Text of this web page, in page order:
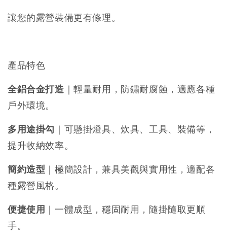
讓您的露營裝備更有條理。
產品特色
全鋁合金打造 ｜輕量耐用，防鏽耐腐蝕，適應各種
戶外環境。
多用途掛勾 ｜可懸掛燈具、炊具、工具、裝備等，
提升收納效率。
簡約造型 ｜極簡設計，兼具美觀與實用性，適配各
種露營風格。
便捷使用 ｜一體成型，穩固耐用，隨掛隨取更順
手。